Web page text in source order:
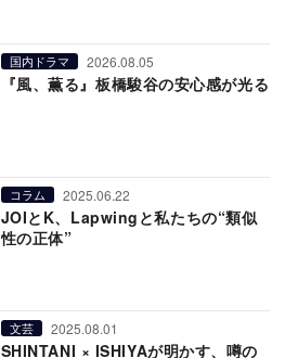
国内ドラマ 2026.08.05
『風、薫る』板橋駿谷の安心感が光る
コラム 2025.06.22
JOIとK、Lapwingと私たちの“類似
性の正体”
文芸 2025.08.01
SHINTANI × ISHIYAが明かす、噂の